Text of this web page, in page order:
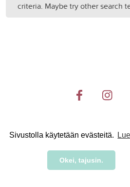
Sivustolla käytetään evästeitä.
Okei, tajusin.
criteria. Maybe try other search